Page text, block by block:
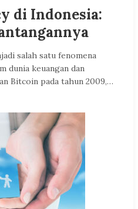
di Indonesia:
salah satu fenomena
dunia keuangan dan
Bitcoin pada tahun 2009,…